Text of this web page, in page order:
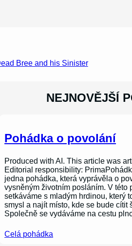
Bree and his Sinister
NEJNOVĚJŠÍ
Pohádka o povolání
Produced with AI. This article was
Editorial responsibility:
jedna pohádka, která vyprávěla o
vysněným životním posláním. V této
setkáváme s mladým hrdinou, který
smysl a najít místo, kde se bude cítit
Společně se vydáváme na cestu
Celá pohádka